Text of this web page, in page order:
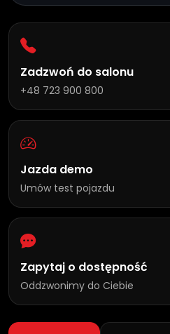
Zadzwoń do salonu
+48 723 900 800
Jazda demo
Umów test pojazdu
Zapytaj o dostępność
Oddzwonimy do Ciebie